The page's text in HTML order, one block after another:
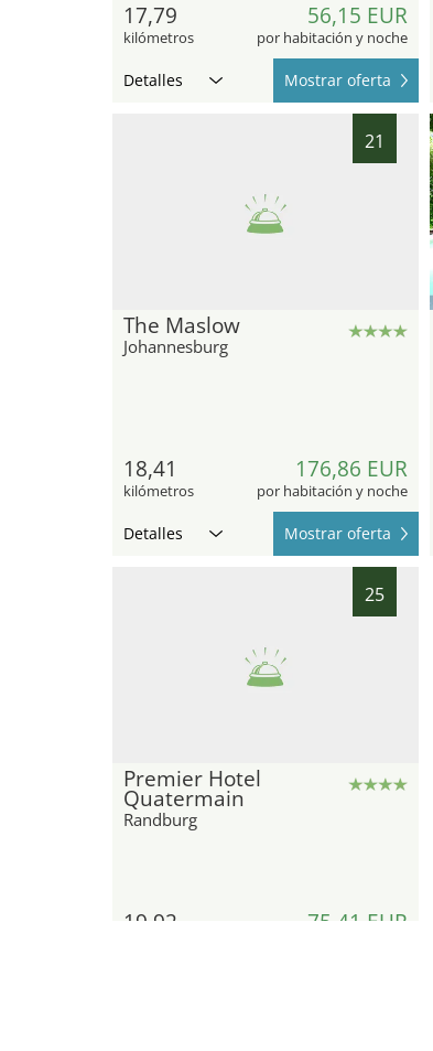
17,79
kilómetros
56,15 EUR
por habitación y noche
Detalles Mostrar oferta
21
The Maslow
Johannesburg
18,41
kilómetros
176,86 EUR
por habitación y noche
Detalles Mostrar oferta
25
Premier Hotel
Quatermain
Randburg
19,92 75,41 EUR